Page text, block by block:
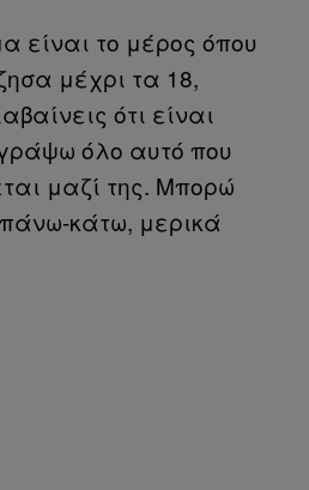
είναι το μέρος όπου
μέχρι τα 18,
ότι είναι
όλο αυτό που
μαζί της. Μπορώ
κάτω, μερικά